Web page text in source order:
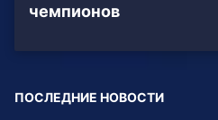
чемпионов
ПОСЛЕДНИЕ НОВОСТИ